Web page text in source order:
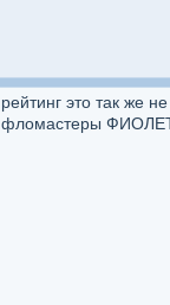
рейтинг это так же
фломастеры